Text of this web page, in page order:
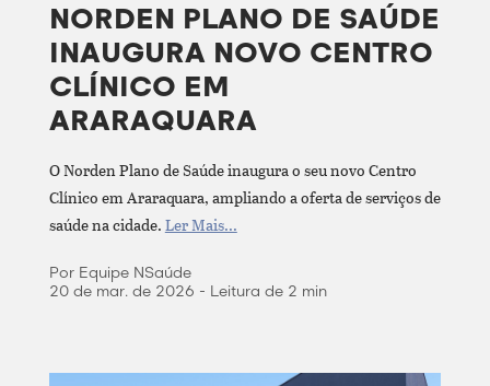
NORDEN PLANO DE SAÚDE
INAUGURA NOVO CENTRO
CLÍNICO EM
ARARAQUARA
O Norden Plano de Saúde inaugura o seu novo Centro
Clínico em Araraquara, ampliando a oferta de serviços de
saúde na cidade.Ler Mais...
Por Equipe NSaúde
20 de mar. de 2026 - Leitura de 2 min